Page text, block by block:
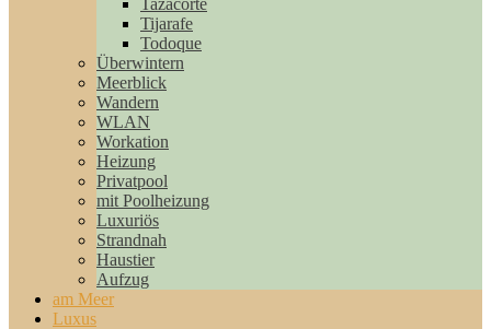
Tazacorte
Tijarafe
Todoque
Überwintern
Meerblick
Wandern
WLAN
Workation
Heizung
Privatpool
mit Poolheizung
Luxuriös
Strandnah
Haustier
Aufzug
am Meer
Luxus